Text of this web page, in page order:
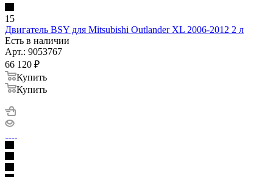
15
Двигатель BSY для Mitsubishi Outlander XL 2006-2012 2 л
Есть в наличии
Арт.: 9053767
66 120 ₽
Купить
Купить